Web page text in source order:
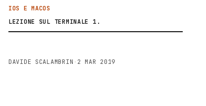
IOS E MACOS
LEZIONE SUL TERMINALE 1.
DAVIDE SCALAMBRIN · 2 MAR 2019